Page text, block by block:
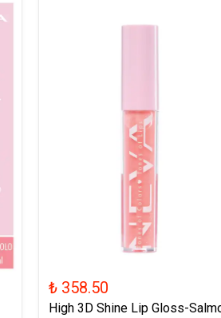
₺ 358.50
High 3D Shine Lip Gloss-